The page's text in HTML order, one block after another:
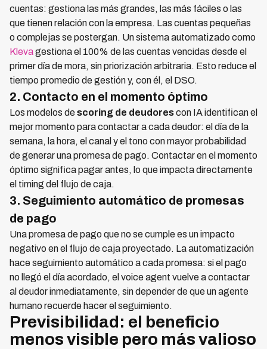
cuentas: gestiona las más grandes, las más fáciles o las
que tienen relación con la empresa. Las cuentas pequeñas
o complejas se postergan. Un sistema automatizado como
Klevagestiona el 100% de las cuentas vencidas desde el
primer día de mora, sin priorización arbitraria. Esto reduce el
tiempo promedio de gestión y, con él, el DSO.
2. Contacto en el momento óptimo
Los modelos descoring de deudorescon IA identifican el
mejor momento para contactar a cada deudor: el día de la
semana, la hora, el canal y el tono con mayor probabilidad
de generar una promesa de pago. Contactar en el momento
óptimo significa pagar antes, lo que impacta directamente
el timing del flujo de caja.
3. Seguimiento automático de promesas
de pago
Una promesa de pago que no se cumple es un impacto
negativo en el flujo de caja proyectado. La automatización
hace seguimiento automático a cada promesa: si el pago
no llegó el día acordado, el voice agent vuelve a contactar
al deudor inmediatamente, sin depender de que un agente
humano recuerde hacer el seguimiento.
Previsibilidad: el beneficio
menos visible pero más valioso